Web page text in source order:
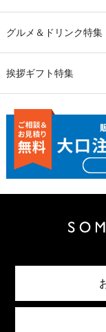
グルメ＆ドリンク特集
挨拶ギフト特集